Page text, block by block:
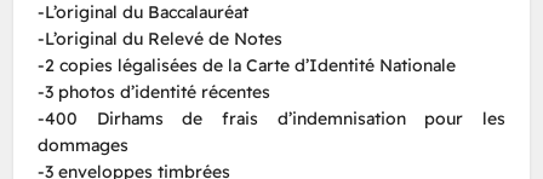
-L’original du Baccalauréat
-L’original du Relevé de Notes
-2 copies légalisées de la Carte d’Identité Nationale
-3 photos d’identité récentes
-400 Dirhams de frais d’indemnisation pour les
dommages
-3 enveloppes timbrées